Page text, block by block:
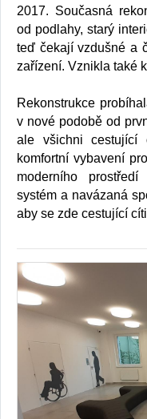
2017. Současná
od podlahy, starý
teď čekají vzdušné a
zařízení. Vznikla také
Rekonstrukce
v nové podobě od
ale všichni cestující
komfortní vybavení
moderního
systém a navázaná
aby se zde cestující